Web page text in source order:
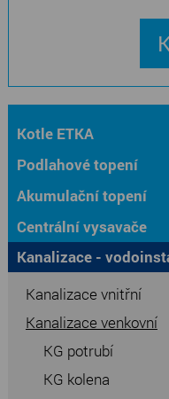
Kotle ETKA
Podlahové topení
Akumulační topení
Centrální vysavače
Kanalizace -
Kanalizace vnitřní
Kanalizace venkovní
KG potrubí
KG kolena